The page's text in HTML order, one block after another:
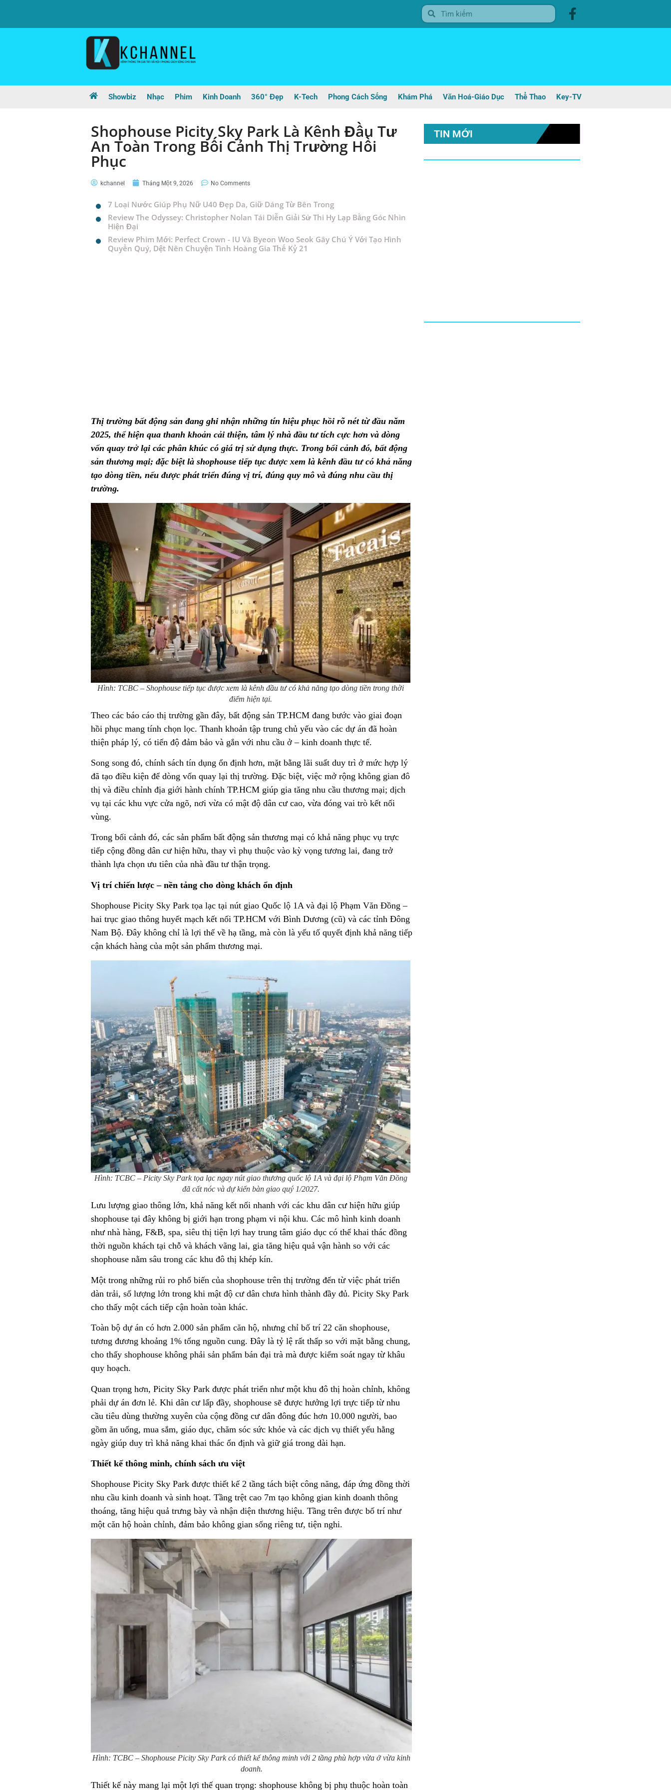
Showbiz Nhạc Phim Kinh Doanh 360° Đẹp K-Tech Phong Cách Sống Khám Phá Văn Hoá-Giáo Dục Thể Thao Key-TV
Shophouse Picity Sky Park Là Kênh Đầu Tư
An Toàn Trong Bối Cảnh Thị Trường Hồi
Phục
kchannel Tháng Một 9, 2026 No Comments
7 Loại Nước Giúp Phụ Nữ U40 Đẹp Da, Giữ Dáng Từ Bên Trong
Review The Odyssey: Christopher Nolan Tái Diễn Giải Sử Thi Hy Lạp Bằng Góc Nhìn
Hiện Đại
Review Phim Mới: Perfect Crown - IU Và Byeon Woo Seok Gây Chú Ý Với Tạo Hình
Quyền Quý, Dệt Nên Chuyện Tình Hoàng Gia Thế Kỷ 21
Thị trường bất động sản đang ghi nhận những tín hiệu phục hồi rõ nét từ đầu năm
2025, thể hiện qua thanh khoản cải thiện, tâm lý nhà đầu tư tích cực hơn và dòng
vốn quay trở lại các phân khúc có giá trị sử dụng thực. Trong bối cảnh đó, bất động
sản thương mại; đặc biệt là shophouse tiếp tục được xem là kênh đầu tư có khả năng
tạo dòng tiền, nếu được phát triển đúng vị trí, đúng quy mô và đúng nhu cầu thị
trường.
Hình: TCBC – Shophouse tiếp tục được xem là kênh đầu tư có khả năng tạo dòng tiền trong thời
điểm hiện tại.
Theo các báo cáo thị trường gần đây, bất động sản TP.HCM đang bước vào giai đoạn
hồi phục mang tính chọn lọc. Thanh khoản tập trung chủ yếu vào các dự án đã hoàn
thiện pháp lý, có tiến độ đảm bảo và gắn với nhu cầu ở – kinh doanh thực tế.
Song song đó, chính sách tín dụng ổn định hơn, mặt bằng lãi suất duy trì ở mức hợp lý
đã tạo điều kiện để dòng vốn quay lại thị trường. Đặc biệt, việc mở rộng không gian đô
thị và điều chỉnh địa giới hành chính TP.HCM giúp gia tăng nhu cầu thương mại; dịch
vụ tại các khu vực cửa ngõ, nơi vừa có mật độ dân cư cao, vừa đóng vai trò kết nối
vùng.
Trong bối cảnh đó, các sản phẩm bất động sản thương mại có khả năng phục vụ trực
tiếp cộng đồng dân cư hiện hữu, thay vì phụ thuộc vào kỳ vọng tương lai, đang trở
thành lựa chọn ưu tiên của nhà đầu tư thận trọng.
Vị trí chiến lược – nền tảng cho dòng khách ổn định
Shophouse Picity Sky Park tọa lạc tại nút giao Quốc lộ 1A và đại lộ Phạm Văn Đồng –
hai trục giao thông huyết mạch kết nối TP.HCM với Bình Dương (cũ) và các tỉnh Đông
Nam Bộ. Đây không chỉ là lợi thế về hạ tầng, mà còn là yếu tố quyết định khả năng tiếp
cận khách hàng của một sản phẩm thương mại.
Hình: TCBC – Picity Sky Park tọa lạc ngay nút giao thương quốc lộ 1A và đại lộ Phạm Văn Đồng
đã cất nóc và dự kiến bàn giao quý 1/2027.
Lưu lượng giao thông lớn, khả năng kết nối nhanh với các khu dân cư hiện hữu giúp
shophouse tại đây không bị giới hạn trong phạm vi nội khu. Các mô hình kinh doanh
như nhà hàng, F&B, spa, siêu thị tiện lợi hay trung tâm giáo dục có thể khai thác đồng
thời nguồn khách tại chỗ và khách vãng lai, gia tăng hiệu quả vận hành so với các
shophouse nằm sâu trong các khu đô thị khép kín.
Một trong những rủi ro phổ biến của shophouse trên thị trường đến từ việc phát triển
dàn trải, số lượng lớn trong khi mật độ cư dân chưa hình thành đầy đủ. Picity Sky Park
cho thấy một cách tiếp cận hoàn toàn khác.
Toàn bộ dự án có hơn 2.000 sản phẩm căn hộ, nhưng chỉ bố trí 22 căn shophouse,
tương đương khoảng 1% tổng nguồn cung. Đây là tỷ lệ rất thấp so với mặt bằng chung,
cho thấy shophouse không phải sản phẩm bán đại trà mà được kiểm soát ngay từ khâu
quy hoạch.
Quan trọng hơn, Picity Sky Park được phát triển như một khu đô thị hoàn chỉnh, không
phải dự án đơn lẻ. Khi dân cư lấp đầy, shophouse sẽ được hưởng lợi trực tiếp từ nhu
cầu tiêu dùng thường xuyên của cộng đồng cư dân đông đúc hơn 10.000 người, bao
gồm ăn uống, mua sắm, giáo dục, chăm sóc sức khỏe và các dịch vụ thiết yếu hằng
ngày giúp duy trì khả năng khai thác ổn định và giữ giá trong dài hạn.
Thiết kế thông minh, chính sách ưu việt
Shophouse Picity Sky Park được thiết kế 2 tầng tách biệt công năng, đáp ứng đồng thời
nhu cầu kinh doanh và sinh hoạt. Tầng trệt cao 7m tạo không gian kinh doanh thông
thoáng, tăng hiệu quả trưng bày và nhận diện thương hiệu. Tầng trên được bố trí như
một căn hộ hoàn chỉnh, đảm bảo không gian sống riêng tư, tiện nghi.
Hình: TCBC – Shophouse Picity Sky Park có thiết kế thông minh với 2 tầng phù hợp vừa ở vừa kinh
doanh.
Thiết kế này mang lại một lợi thế quan trọng: shophouse không bị phụ thuộc hoàn toàn
TIN MỚI